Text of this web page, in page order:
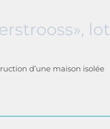
d’une maison isolée